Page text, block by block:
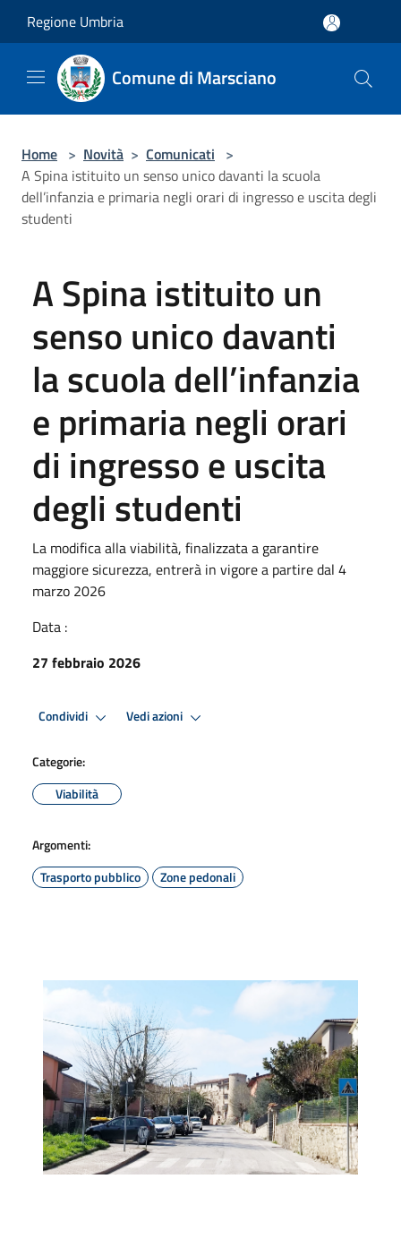
Regione Umbria
Comune di Marsciano
Home > Novità > Comunicati >
A Spina istituito un senso unico davanti la scuola
dell’infanzia e primaria negli orari di ingresso e uscita degli
studenti
A Spina istituito un
senso unico davanti
la scuola dell’infanzia
e primaria negli orari
di ingresso e uscita
degli studenti
La modifica alla viabilità, finalizzata a garantire
maggiore sicurezza, entrerà in vigore a partire dal 4
marzo 2026
Data :
27 febbraio 2026
Condividi Vedi azioni
Categorie:
Viabilità
Argomenti:
Trasporto pubblico
Zone pedonali